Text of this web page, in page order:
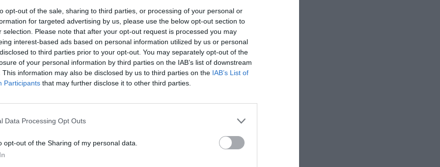
opt-out of the sale, sharing to third parties, or processing of your personal or
for targeted advertising by us, please use the below opt-out section to
selection. Please note that after your opt-out request is processed you may
interest-based ads based on personal information utilized by us or personal
to third parties prior to your opt-out. You may separately opt-out of the
of your personal information by third parties on the IAB’s list of downstream
This information may also be disclosed by us to third parties on the IAB’s List of
Participants that may further disclose it to other third parties.
Data Processing Opt Outs
opt-out of the Sharing of my personal data.